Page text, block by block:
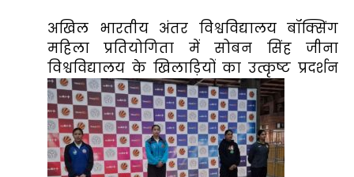
अखिल भारतीय अंतर विश्वविद्यालय बॉक्सिंग
महिला प्रतियोगिता में सोबन सिंह जीना
विश्वविद्यालय के खिलाड़ियों का उत्कृष्ट प्रदर्शन